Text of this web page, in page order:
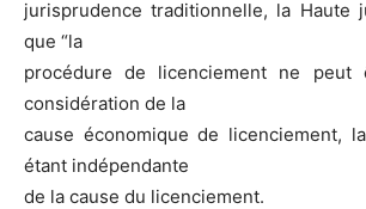
jurisprudence traditionnelle, la Haute
que “la
procédure de licenciement ne peut
considération de la
cause économique de licenciement,
étant indépendante
de la cause du licenciement.